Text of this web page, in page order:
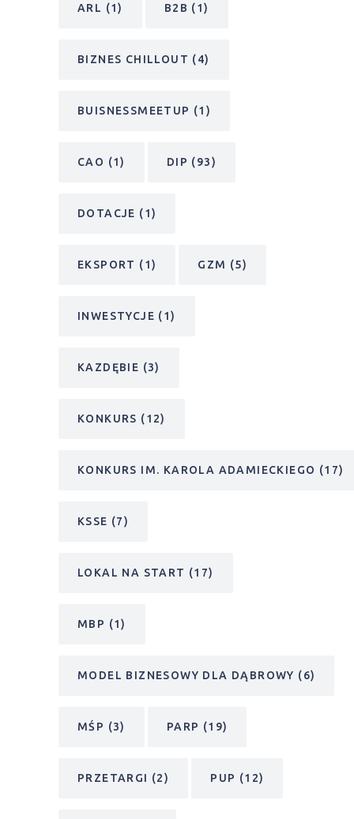
ARL (1) B2B (1)
BIZNES CHILLOUT (4)
BUISNESSMEETUP (1)
CAO (1) DIP (93)
DOTACJE (1)
EKSPORT (1) GZM (5)
INWESTYCJE (1)
KAZDĘBIE (3)
KONKURS (12)
KONKURS IM. KAROLA ADAMIECKIEGO (17)
KSSE (7)
LOKAL NA START (17)
MBP (1)
MODEL BIZNESOWY DLA DĄBROWY (6)
MŚP (3) PARP (19)
PRZETARGI (2) PUP (12)